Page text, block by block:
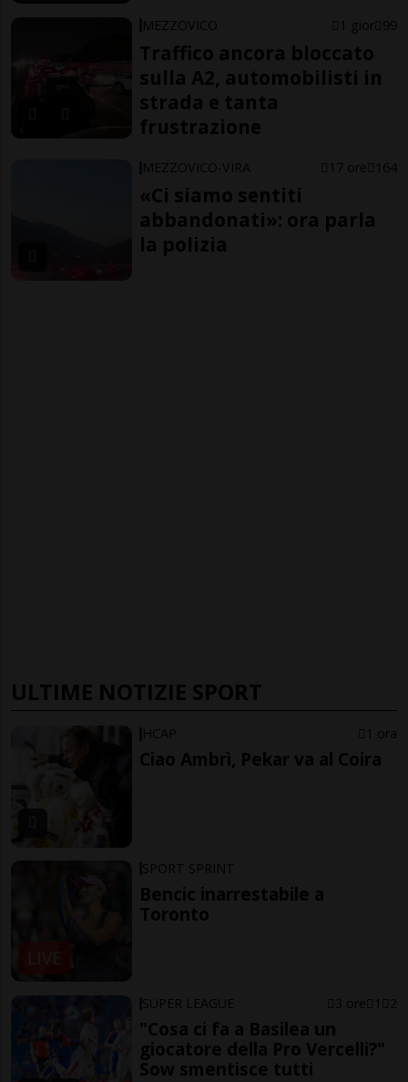
MEZZOVICO 1 gior 99
Traffico ancora bloccato
sulla A2, automobilisti in
strada e tanta
frustrazione
MEZZOVICO-VIRA 17 ore 164
«Ci siamo sentiti
abbandonati»: ora parla
la polizia
ULTIME NOTIZIE SPORT
HCAP 1 ora
Ciao Ambrì, Pekar va al Coira
LIVE
SPORT SPRINT
Bencic inarrestabile a
Toronto
SUPER LEAGUE 3 ore 1 2
"Cosa ci fa a Basilea un
giocatore della Pro Vercelli?"
Sow smentisce tutti